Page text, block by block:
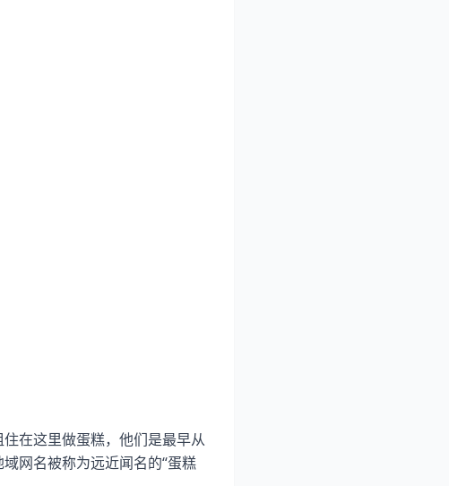
在这里做蛋糕，他们是最早从
网名被称为远近闻名的“蛋糕